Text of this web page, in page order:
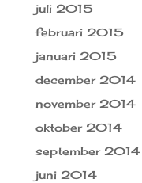
juli 2015
februari 2015
januari 2015
december 2014
november 2014
oktober 2014
september 2014
juni 2014